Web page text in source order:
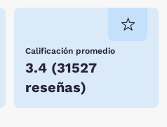
Calificación promedio
3.4 (31527
reseñas)